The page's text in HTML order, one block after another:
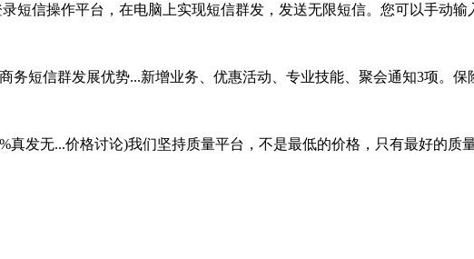
信操作平台，在电脑上实现短信群发，发送无限短信。您可以手动输
短信群发展优势...新增业务、优惠活动、专业技能、聚会通知3项。保
发无...价格讨论)我们坚持质量平台，不是最低的价格，只有最好的质